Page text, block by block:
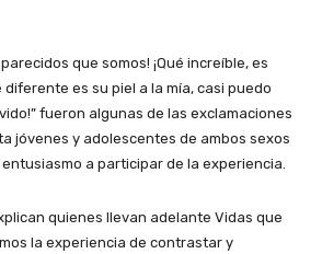
que somos! ¡Qué increíble, es
diferente es su piel a la mía, casi puedo
fueron algunas de las exclamaciones
jóvenes y adolescentes de ambos sexos
a participar de la experiencia.
quienes llevan adelante Vidas que
la experiencia de contrastar y